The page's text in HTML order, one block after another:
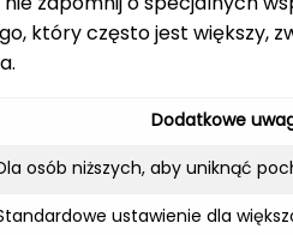
który często jest większy,
Dodatkowe
osób niższych, aby uniknąć
ustawienie dla